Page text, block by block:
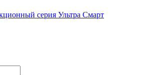
серия Ультра Смарт